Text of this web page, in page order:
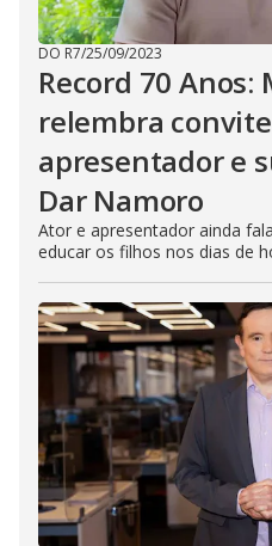
DO R7/25/09/2023
Record 70 Anos:
relembra
apresentador e
Dar Namoro
Ator e apresentador ainda
educar os filhos nos dias de